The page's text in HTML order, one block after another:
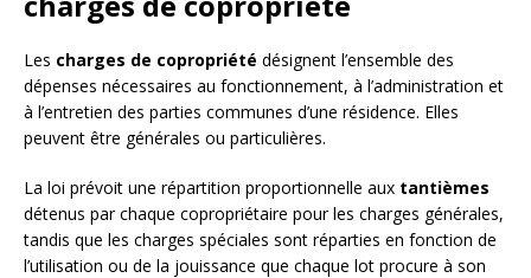
Les charges de copropriété désignent l’ensemble des
dépenses nécessaires au fonctionnement, à l’administration et
à l’entretien des parties communes d’une résidence. Elles
peuvent être générales ou particulières.
La loi prévoit une répartition proportionnelle aux tantièmes
détenus par chaque copropriétaire pour les charges générales,
tandis que les charges spéciales sont réparties en fonction de
l’utilisation ou de la jouissance que chaque lot procure à son